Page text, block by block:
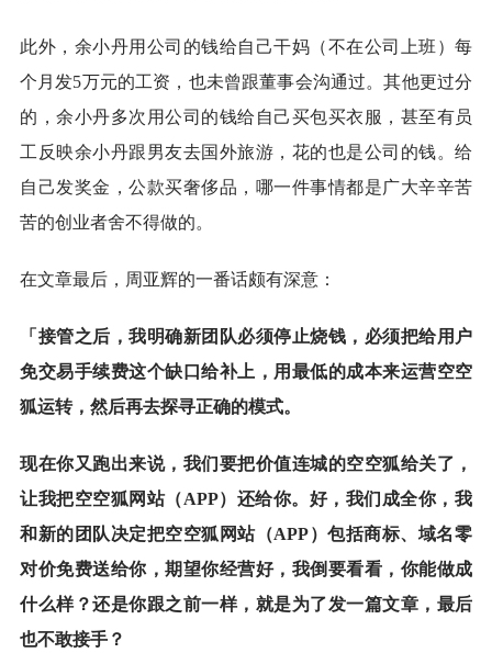
此外，余小丹用公司的钱给自己干妈（不在公司上班）每
个月发5万元的工资，也未曾跟董事会沟通过。其他更过分
的，余小丹多次用公司的钱给自己买包买衣服，甚至有员
工反映余小丹跟男友去国外旅游，花的也是公司的钱。给
自己发奖金，公款买奢侈品，哪一件事情都是广大辛辛苦
苦的创业者舍不得做的。
在文章最后，周亚辉的一番话颇有深意：
「 接管之后，我明确新团队必须停止烧钱，必须把给用户
免交易手续费这个缺口给补上，用最低的成本来运营空空
狐运转，然后再去探寻正确的模式。
现在你又跑出来说，我们要把价值连城的空空狐给关了，
让我把空空狐网站（APP）还给你。好，我们成全你，我
和新的团队决定把空空狐网站（APP）包括商标、域名零
对价免费送给你，期望你经营好，我倒要看看，你能做成
什么样？还是你跟之前一样，就是为了发一篇文章，最后
也不敢接手？